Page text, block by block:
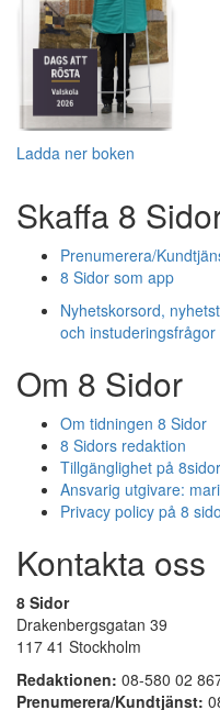
Ladda ner boken
Skaffa 8
Prenumerera/
8 Sidor som app
Nyhetskorsord,
och instuderingsfrågor
Om 8 Sidor
Om tidningen 8 Sidor
8 Sidors redaktion
Tillgänglighet på
Ansvarig utgivare:
Privacy policy på 8
Kontakta oss
8 Sidor
Drakenbergsgatan 39
117 41 Stockholm
Redaktionen: 08-580 02
Prenumerera/Kundtjänst: